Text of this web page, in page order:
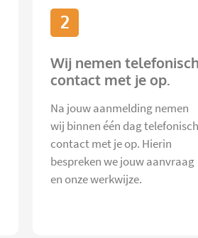
2
Wij nemen telefonisch
contact met je op.
Na jouw aanmelding nemen
wij binnen één dag telefonisch
contact met je op. Hierin
bespreken we jouw aanvraag
en onze werkwijze.